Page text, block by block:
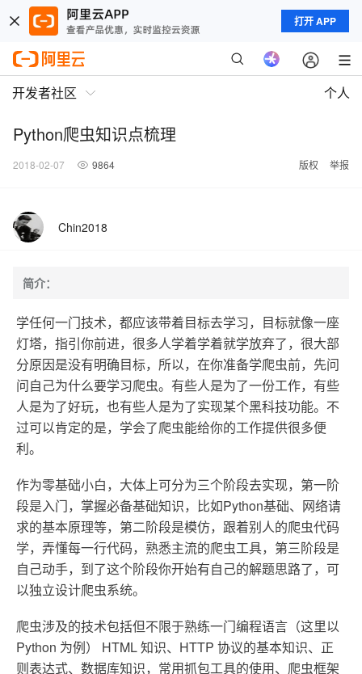
打开 APP
开发者社区 个人
Python爬虫知识点梳理
2018-02-07 9864 版权 举报
Chin2018
简介：
学任何一门技术，都应该带着目标去学习，目标就像一座
灯塔，指引你前进，很多人学着学着就学放弃了，很大部
分原因是没有明确目标，所以，在你准备学爬虫前，先问
问自己为什么要学习爬虫。有些人是为了一份工作，有些
人是为了好玩，也有些人是为了实现某个黑科技功能。不
过可以肯定的是，学会了爬虫能给你的工作提供很多便
利。
作为零基础小白，大体上可分为三个阶段去实现，第一阶
段是入门，掌握必备基础知识，比如Python基础、网络请
求的基本原理等，第二阶段是模仿，跟着别人的爬虫代码
学，弄懂每一行代码，熟悉主流的爬虫工具，第三阶段是
自己动手，到了这个阶段你开始有自己的解题思路了，可
以独立设计爬虫系统。
爬虫涉及的技术包括但不限于熟练一门编程语言（这里以
Python 为例） HTML 知识、HTTP 协议的基本知识、正
则表达式、数据库知识，常用抓包工具的使用、爬虫框架